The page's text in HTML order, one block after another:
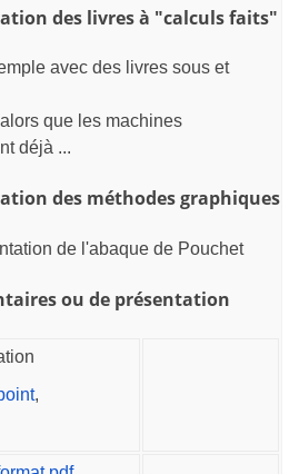
des livres à "calculs faits"
avec des livres sous et
que les machines
déjà ...
des méthodes graphiques
de l'abaque de Pouchet
ou de présentation
,